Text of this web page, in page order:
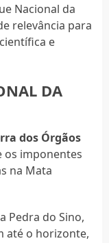
Nacional da
relevância para
e
DA
dos Órgãos
os imponentes
na Mata
Pedra do Sino,
até o horizonte,